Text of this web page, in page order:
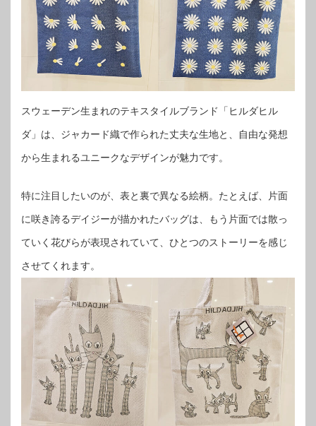
スウェーデン生まれのテキスタイルブランド「ヒルダヒル
ダ」は、ジャカード織で作られた丈夫な生地と、自由な発想
から生まれるユニークなデザインが魅力です。
特に注目したいのが、表と裏で異なる絵柄。たとえば、片面
に咲き誇るデイジーが描かれたバッグは、もう片面では散っ
ていく花びらが表現されていて、ひとつのストーリーを感じ
させてくれます。